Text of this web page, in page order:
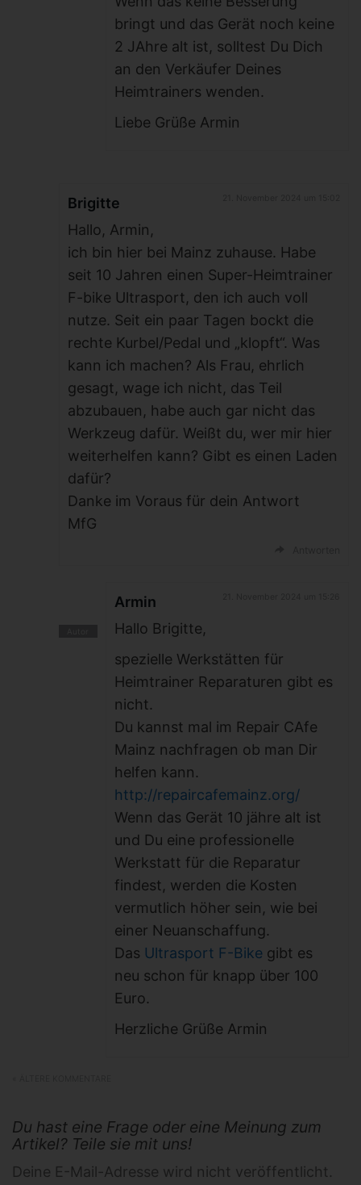
bringt und das Gerät noch keine
2 JAhre alt ist, solltest Du Dich
an den Verkäufer Deines
Heimtrainers wenden.
Liebe Grüße Armin
Brigitte
Hallo, Armin,
ich bin hier bei Mainz zuhause. Habe
seit 10 Jahren einen Super-Heimtrainer
F-bike Ultrasport, den ich auch voll
nutze. Seit ein paar Tagen bockt die
rechte Kurbel/Pedal und „klopft“. Was
kann ich machen? Als Frau, ehrlich
gesagt, wage ich nicht, das Teil
abzubauen, habe auch gar nicht das
Werkzeug dafür. Weißt du, wer mir hier
weiterhelfen kann? Gibt es einen Laden
dafür?
Danke im Voraus für dein Antwort
MfG
Armin
Hallo Brigitte,
spezielle Werkstätten für
Heimtrainer Reparaturen gibt es
nicht.
Du kannst mal im Repair CAfe
Mainz nachfragen ob man Dir
helfen kann.
http://repaircafemainz.org/
Wenn das Gerät 10 jähre alt ist
und Du eine professionelle
Werkstatt für die Reparatur
findest, werden die Kosten
vermutlich höher sein, wie bei
einer Neuanschaffung.
Das Ultrasport F-Bike gibt es
neu schon für knapp über 100
Euro.
Herzliche Grüße Armin
Du hast eine Frage oder eine Meinung zum
Artikel? Teile sie mit uns!
Deine E-Mail-Adresse wird nicht veröffentlicht.